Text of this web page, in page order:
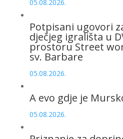
05.08.2026.
Potpisani ugovori
dječjeg igrališta u
prostoru Street
sv. Barbare
05.08.2026.
A evo gdje je
05.08.2026.